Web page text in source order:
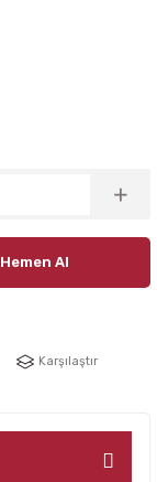
Hemen Al
Karşılaştır